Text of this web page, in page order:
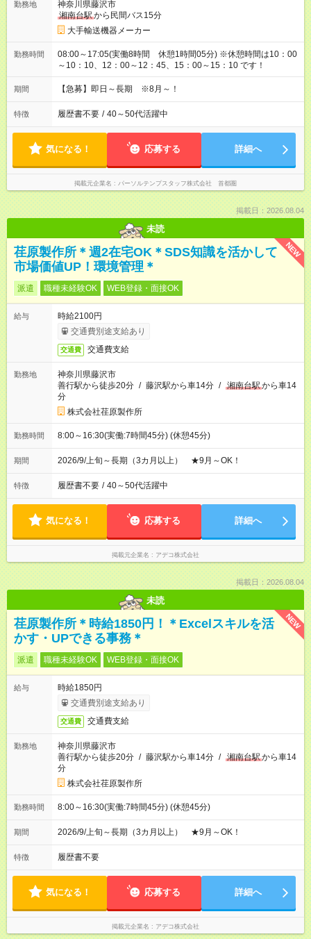
勤務地
神奈川県藤沢市
湘南台駅から民間バス15分
大手輸送機器メーカー
勤務時間
08:00～17:05(実働8時間 休憩1時間05分) ※休憩時間は10：00
～10：10、12：00～12：45、15：00～15：10 です！
期間 【急募】即日～長期 ※8月～！
特徴 履歴書不要 / 40～50代活躍中
気になる！ 応募する 詳細へ
掲載元企業名 パーソルテンプスタッフ株式会社 首都圏
掲載日：2026.08.04
未読
NEW
荏原製作所＊週2在宅OK＊SDS知識を活かして
市場価値UP！環境管理＊
派遣 職種未経験OK WEB登録・面接OK
給与
時給2100円
交通費別途支給あり
交通費 交通費支給
勤務地
神奈川県藤沢市
善行駅から徒歩20分 / 藤沢駅から車14分 / 湘南台駅から車14
分
株式会社荏原製作所
勤務時間 8:00～16:30(実働:7時間45分) (休憩45分)
期間 2026/9/上旬～長期（3カ月以上） ★9月～OK！
特徴 履歴書不要 / 40～50代活躍中
気になる！ 応募する 詳細へ
掲載元企業名 アデコ株式会社
掲載日：2026.08.04
未読
NEW
荏原製作所＊時給1850円！＊Excelスキルを活
かす・UPできる事務＊
派遣 職種未経験OK WEB登録・面接OK
給与
時給1850円
交通費別途支給あり
交通費 交通費支給
勤務地
神奈川県藤沢市
善行駅から徒歩20分 / 藤沢駅から車14分 / 湘南台駅から車14
分
株式会社荏原製作所
勤務時間 8:00～16:30(実働:7時間45分) (休憩45分)
期間 2026/9/上旬～長期（3カ月以上） ★9月～OK！
特徴 履歴書不要
気になる！ 応募する 詳細へ
掲載元企業名 アデコ株式会社